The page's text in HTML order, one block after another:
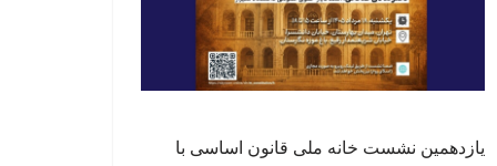
یازدهمین نشست خانه ملی قانون اساسی با